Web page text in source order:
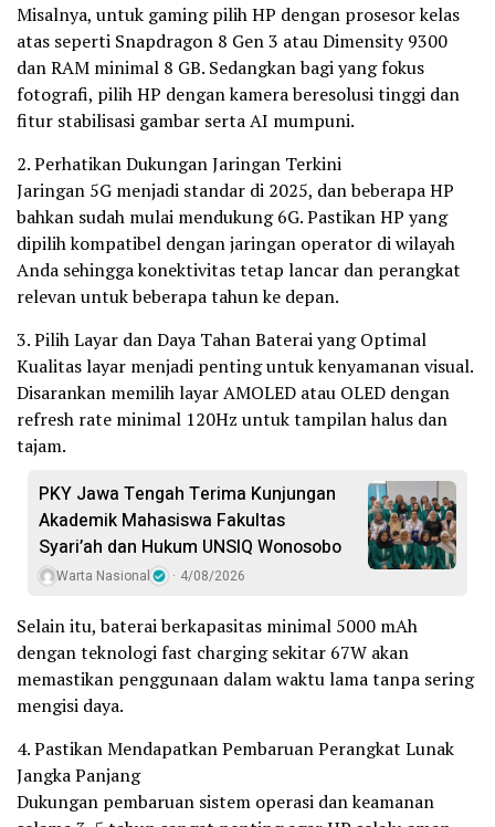
Misalnya, untuk gaming pilih HP dengan prosesor kelas
atas seperti Snapdragon 8 Gen 3 atau Dimensity 9300
dan RAM minimal 8 GB. Sedangkan bagi yang fokus
fotografi, pilih HP dengan kamera beresolusi tinggi dan
fitur stabilisasi gambar serta AI mumpuni.
2. Perhatikan Dukungan Jaringan Terkini
Jaringan 5G menjadi standar di 2025, dan beberapa HP
bahkan sudah mulai mendukung 6G. Pastikan HP yang
dipilih kompatibel dengan jaringan operator di wilayah
Anda sehingga konektivitas tetap lancar dan perangkat
relevan untuk beberapa tahun ke depan.
3. Pilih Layar dan Daya Tahan Baterai yang Optimal
Kualitas layar menjadi penting untuk kenyamanan visual.
Disarankan memilih layar AMOLED atau OLED dengan
refresh rate minimal 120Hz untuk tampilan halus dan
tajam.
PKY Jawa Tengah Terima Kunjungan
Akademik Mahasiswa Fakultas
Syari’ah dan Hukum UNSIQ Wonosobo
Warta Nasional 4/08/2026
Selain itu, baterai berkapasitas minimal 5000 mAh
dengan teknologi fast charging sekitar 67W akan
memastikan penggunaan dalam waktu lama tanpa sering
mengisi daya.
4. Pastikan Mendapatkan Pembaruan Perangkat Lunak
Jangka Panjang
Dukungan pembaruan sistem operasi dan keamanan